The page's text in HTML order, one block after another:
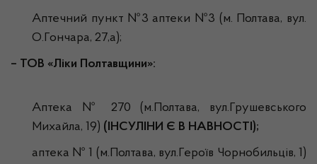
Аптечний пункт №3 аптеки №3 (м. Полтава, вул.
О.Гончара, 27,а);
– ТОВ «Ліки Полтавщини»:
Аптека № 270 (м.Полтава, вул.Грушевського
Михайла, 19) (ІНСУЛІНИ Є В НАВНОСТІ);
аптека № 1 (м.Полтава, вул.Героїв Чорнобильців, 1)